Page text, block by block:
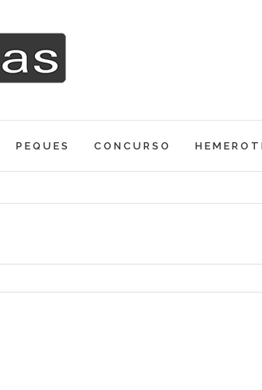
PEQUES CONCURSO